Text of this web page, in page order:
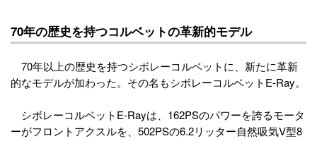
70年の歴史を持つコルベットの革新的モデル
70年以上の歴史を持つシボレーコルベットに、新たに革新
的なモデルが加わった。その名もシボレーコルベットE-Ray。
シボレーコルベットE-Rayは、162PSのパワーを誇るモータ
ーがフロントアクスルを、502PSの6.2リッター自然吸気V型8